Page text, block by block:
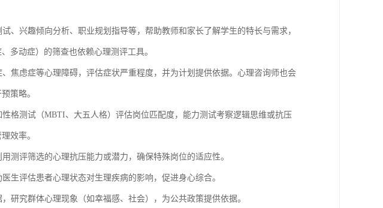
、兴趣倾向分析、职业规划指导等，帮助教师和家长了解学生的特长与需求，
多动症）的筛查也依赖心理测评工具。
焦虑症等心理障碍，评估症状严重程度，并为计划提供依据。心理咨询师也会
策略。
格测试（MBTI、大五人格）评估岗位匹配度，能力测试考察逻辑思维或抗压
效率。
测评筛选的心理抗压能力或潜力，确保特殊岗位的适应性。
生评估患者心理状态对生理疾病的影响，促进身心综合。
研究群体心理现象（如幸福感、社会），为公共政策提供依据。